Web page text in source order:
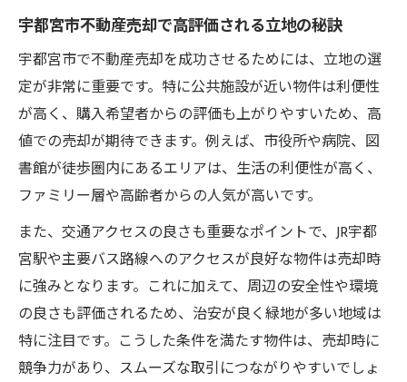
宇都宮市不動産売却で高評価される立地の秘訣
宇都宮市で不動産売却を成功させるためには、立地の選
定が非常に重要です。特に公共施設が近い物件は利便性
が高く、購入希望者からの評価も上がりやすいため、高
値での売却が期待できます。例えば、市役所や病院、図
書館が徒歩圏内にあるエリアは、生活の利便性が高く、
ファミリー層や高齢者からの人気が高いです。
また、交通アクセスの良さも重要なポイントで、JR宇都
宮駅や主要バス路線へのアクセスが良好な物件は売却時
に強みとなります。これに加えて、周辺の安全性や環境
の良さも評価されるため、治安が良く緑地が多い地域は
特に注目です。こうした条件を満たす物件は、売却時に
競争力があり、スムーズな取引につながりやすいでしょ